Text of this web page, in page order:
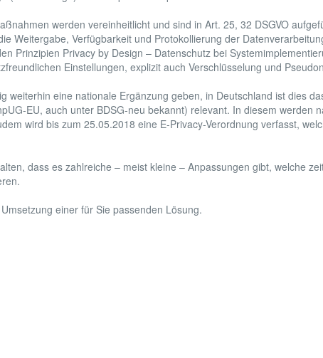
werden vereinheitlicht und sind in Art. 25, 32 DSGVO
Weitergabe, Verfügbarkeit und Protokollierung der
Prinzipien Privacy by Design – Datenschutz bei
Einstellungen, explizit auch Verschlüsselung und
weiterhin eine nationale Ergänzung geben, in Deutschland ist dies
EU, auch unter BDSG-neu bekannt) relevant. In diesem werden
wird bis zum 25.05.2018 eine E-Privacy-Verordnung verfasst,
dass es zahlreiche – meist kleine – Anpassungen gibt, welche
einer für Sie passenden Lösung.